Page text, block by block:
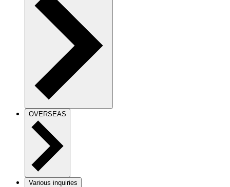
OVERSEAS
Various inquiries